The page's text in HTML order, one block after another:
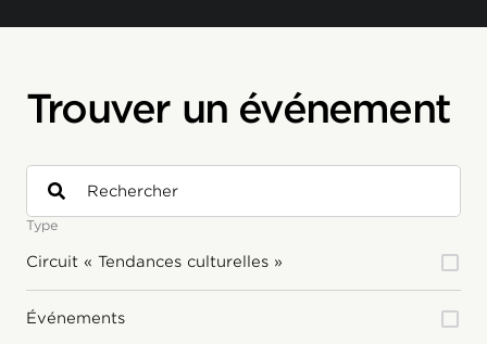
Trouver un événement
Type
Circuit « Tendances culturelles »
Événements